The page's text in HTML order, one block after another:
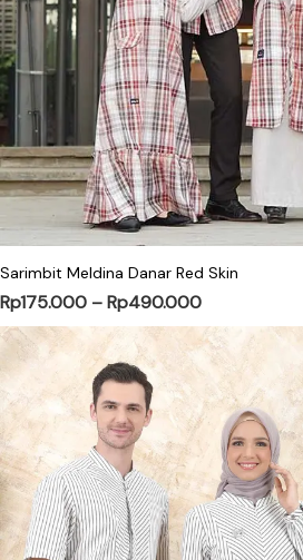
Sarimbit Meldina Danar Red Skin
Rp175.000 –Rp490.000